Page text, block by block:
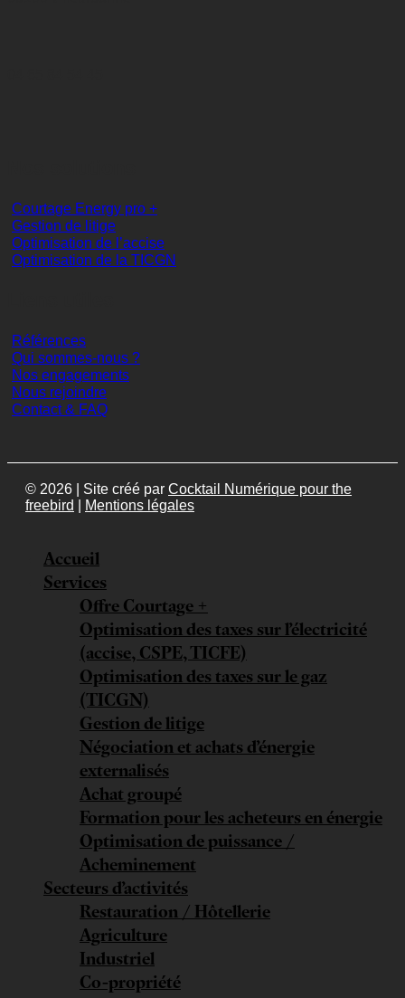
Courtage Energy pro +
Gestion de litige
Optimisation de l’accise
Optimisation de la TICGN
Références
Qui sommes-nous ?
Nos engagements
Nous rejoindre
Contact & FAQ
© 2026 | Site créé par Cocktail Numérique pour the
freebird
Mentions légales
Accueil
Services
Offre Courtage +
Optimisation des taxes sur l’électricité
(accise, CSPE, TICFE)
Optimisation des taxes sur le gaz
(TICGN)
Gestion de litige
Négociation et achats d’énergie
externalisés
Achat groupé
Formation pour les acheteurs en énergie
Optimisation de puissance /
Acheminement
Secteurs d’activités
Restauration / Hôtellerie
Agriculture
Industriel
Co-propriété